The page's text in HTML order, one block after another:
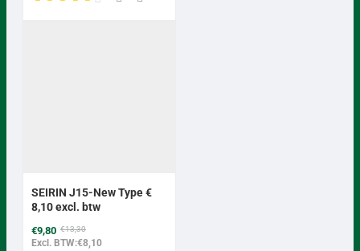
BEST VERKOCHT
SEIRIN J15-New Type €
8,10 excl. btw
€9,80 €13,30
Excl. BTW:€8,10